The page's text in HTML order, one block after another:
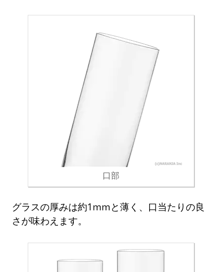
口部
グラスの厚みは約1mmと薄く、口当たりの良
さが味わえます。